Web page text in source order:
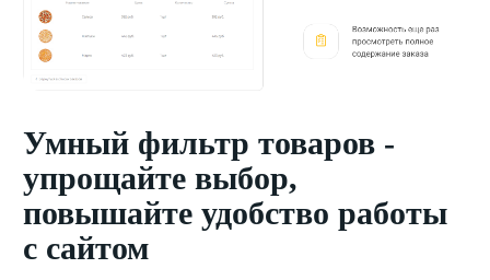
Умный фильтр товаров -
упрощайте выбор,
повышайте удобство работы
с сайтом